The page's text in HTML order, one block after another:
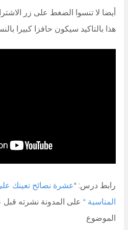
أيضا لا تنسوا الضغط على زر
هذا بالتاكيد سيكون حافزا كبيرا
رابط درس: “عشرة نصائح تعينك
المناسبة “ على المدونة نشرته
الموضوع